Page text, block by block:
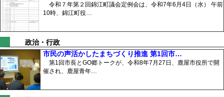
令和７年第２回錦江町議会定例会は、令和7年6月4日（水） 午前
10時、錦江町役…
政治・行政
市民の声活かしたまちづくり推進 第1回市…
第1回市長とGO郷トークが、令和8年7月27日、鹿屋市役所で開
催され、鹿屋青年…